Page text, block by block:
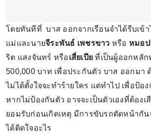
โดยทันทีที่ บาส ออกจากเรือนจำได้รีบเข้า
แม่และนายจีระพันธ์ เพชรขาว หรือ หมอป
ริต แสงจันทร์ หรือเสี่ยเปีย ที่เป็นผู้ออกหลัก
500,000 บาท เพื่อประกันตัว บาส ออกมา
ไม่ได้ตั้งใจจะทำร้ายใคร แต่ทำไป เพื่อป้อง
หากไม่ป้องกันตัว อาจจะเป็นตัวเองที่ต้องเ
ยอมรับก่อนเกิดเหตุ มีการขับรถตัดหน้ากัน
ได้ติดใจอะไร